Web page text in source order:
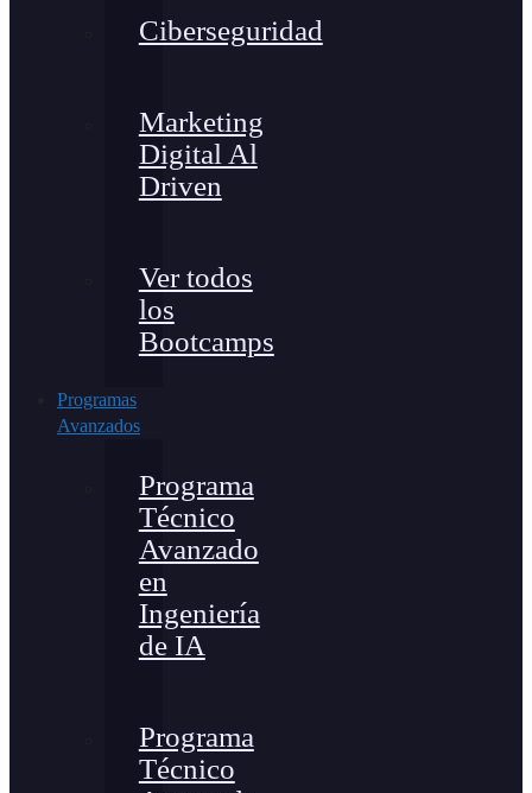
Ciberseguridad
Marketing
Digital Al
Driven
Ver todos
los
Bootcamps
Programas
Avanzados
Programa
Técnico
Avanzado
en
Ingeniería
de IA
Programa
Técnico